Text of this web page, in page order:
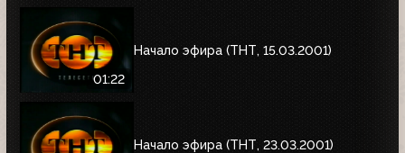
01:22
Начало эфира (ТНТ, 15.03.2001)
Начало эфира (ТНТ, 23.03.2001)